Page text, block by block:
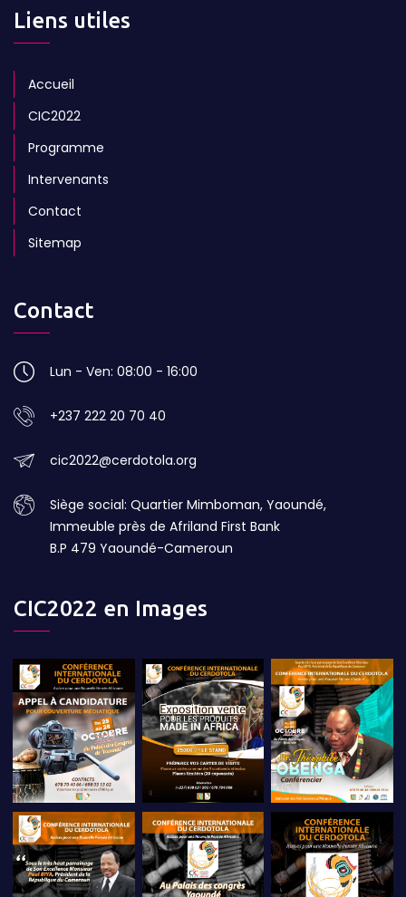
Liens utiles
Accueil
CIC2022
Programme
Intervenants
Contact
Sitemap
Contact
Lun - Ven: 08:00 - 16:00
+237 222 20 70 40
cic2022@cerdotola.org
Siège social: Quartier Mimboman, Yaoundé,
Immeuble près de Afriland First Bank
B.P 479 Yaoundé-Cameroun
CIC2022 en Images